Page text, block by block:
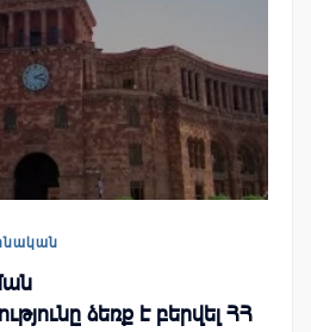
ձեռք է բերվել ՀՀ